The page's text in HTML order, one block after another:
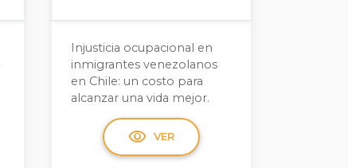
Injusticia ocupacional en
inmigrantes venezolanos
en Chile: un costo para
alcanzar una vida mejor.
visibility VER